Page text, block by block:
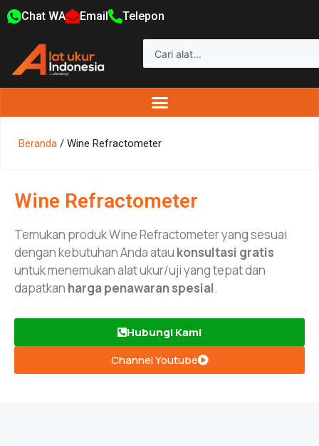
Chat WA Email Telepon
Beranda / Wine Refractometer
Wine Refractometer
Temukan produk Wine Refractometer yang sesuai
dengan kebutuhan Anda atau konsultasi gratis
untuk menemukan alat ukur/uji yang tepat dan
dapatkan harga penawaran spesial.
Hubungi Kami
Channel Youtube